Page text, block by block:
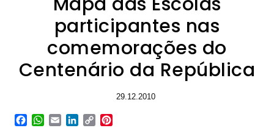
participantes nas
comemorações do
Centenário da República
29.12.2010
Facebook
WhatsApp
EmailLinkedIn
Copy